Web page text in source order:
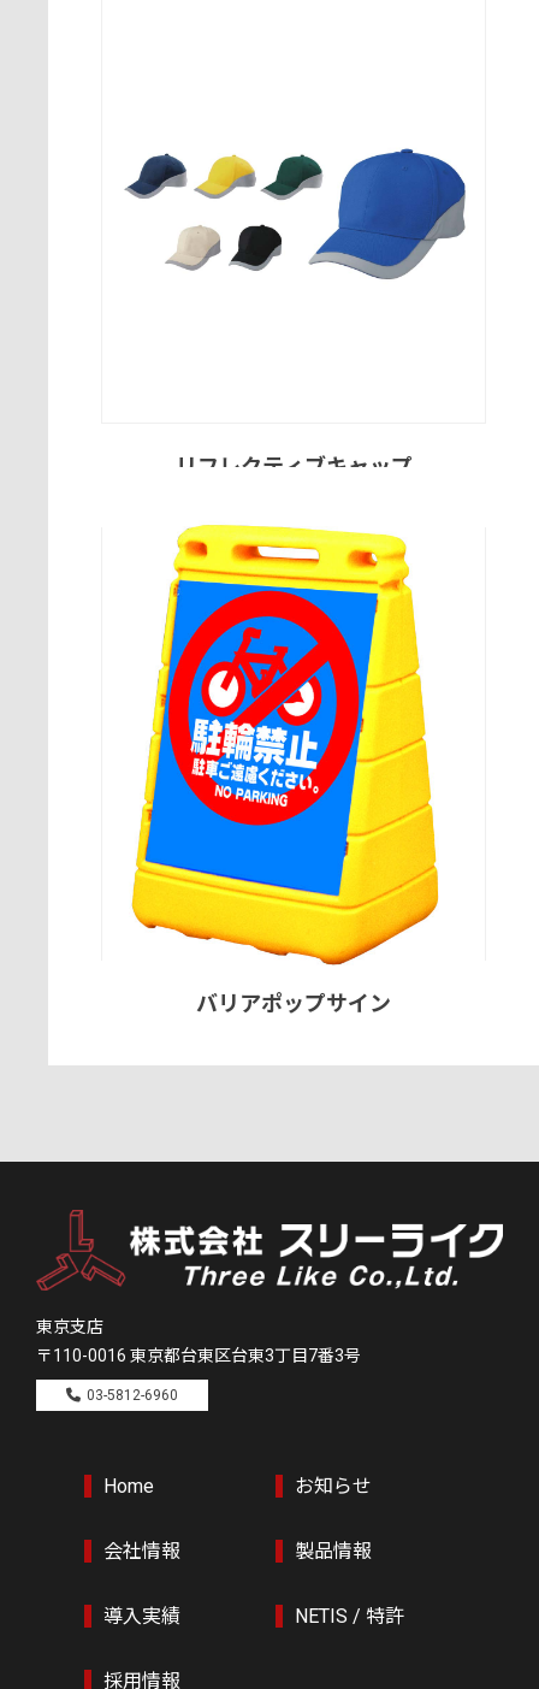
リフレクティブキャップ
バリアポップサイン
東京支店
〒110-0016 東京都台東区台東3丁目7番3号
03-5812-6960
Home お知らせ
会社情報 製品情報
導入実績 NETIS / 特許
採用情報